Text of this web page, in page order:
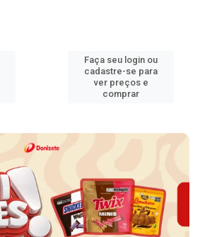
Faça seu login ou
cadastre-se para
ver preços e
comprar